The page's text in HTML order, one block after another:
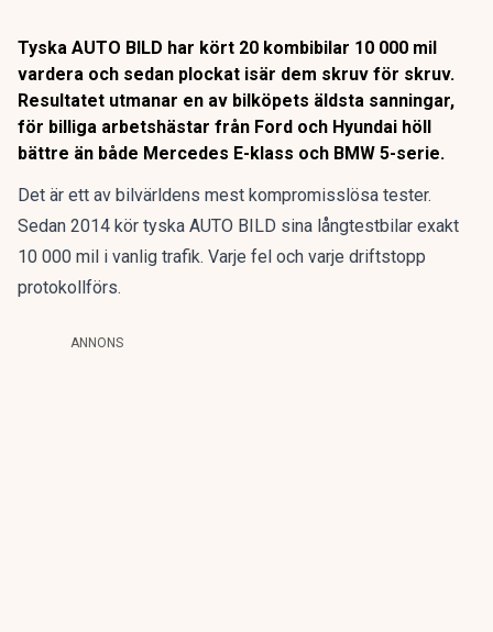
Tyska AUTO BILD har kört 20 kombibilar 10 000 mil
vardera och sedan plockat isär dem skruv för skruv.
Resultatet utmanar en av bilköpets äldsta sanningar,
för billiga arbetshästar från Ford och Hyundai höll
bättre än både Mercedes E-klass och BMW 5-serie.
Det är ett av bilvärldens mest kompromisslösa tester.
Sedan 2014 kör tyska AUTO BILD sina långtestbilar exakt
10 000 mil i vanlig trafik. Varje fel och varje driftstopp
protokollförs.
ANNONS